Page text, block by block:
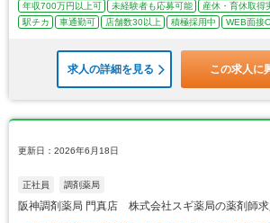
年収700万円以上可 未経験者も応募可能 産休・育休取得
駅チカ
車通勤可 店舗数30以上 積極採用中 WEB面接
求人の詳細を見る この求人に
更新日：2026年6月18日
正社員 調剤薬局
阪神調剤薬局 門真店 株式会社スギ薬局の薬剤師求